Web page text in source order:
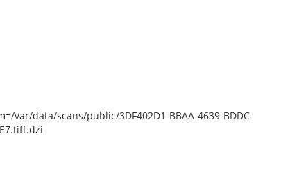
data/scans/public/3DF402D1-BBAA-4639-BDDC-